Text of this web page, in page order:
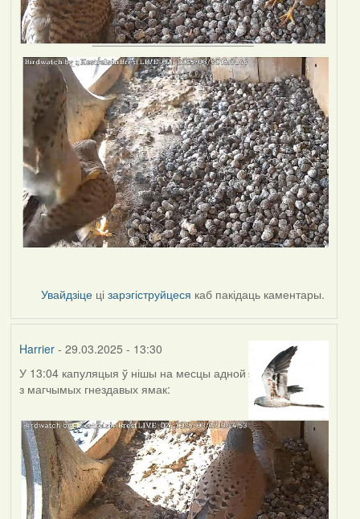
Увайдзіце цізарэгіструйцеся каб пакідаць каментары.
Harrier- 29.03.2025 - 13:30
У 13:04 капуляцыя ў нішы на месцы адной
з магчымых гнездавых ямак: